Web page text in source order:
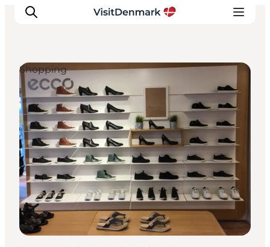
Inspiration
Regionen
Erlebnisse
Unterkünfte
Reiseplanung
Shopping